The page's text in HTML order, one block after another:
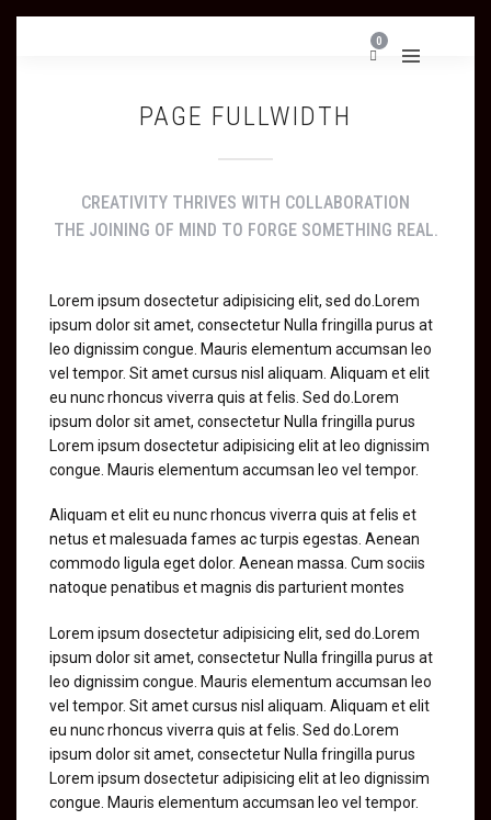
0
PAGE FULLWIDTH
CREATIVITY THRIVES WITH COLLABORATION
THE JOINING OF MIND TO FORGE SOMETHING REAL.
Lorem ipsum dosectetur adipisicing elit, sed do.Lorem
ipsum dolor sit amet, consectetur Nulla fringilla purus at
leo dignissim congue. Mauris elementum accumsan leo
vel tempor. Sit amet cursus nisl aliquam. Aliquam et elit
eu nunc rhoncus viverra quis at felis. Sed do.Lorem
ipsum dolor sit amet, consectetur Nulla fringilla purus
Lorem ipsum dosectetur adipisicing elit at leo dignissim
congue. Mauris elementum accumsan leo vel tempor.
Aliquam et elit eu nunc rhoncus viverra quis at felis et
netus et malesuada fames ac turpis egestas. Aenean
commodo ligula eget dolor. Aenean massa. Cum sociis
natoque penatibus et magnis dis parturient montes
Lorem ipsum dosectetur adipisicing elit, sed do.Lorem
ipsum dolor sit amet, consectetur Nulla fringilla purus at
leo dignissim congue. Mauris elementum accumsan leo
vel tempor. Sit amet cursus nisl aliquam. Aliquam et elit
eu nunc rhoncus viverra quis at felis. Sed do.Lorem
ipsum dolor sit amet, consectetur Nulla fringilla purus
Lorem ipsum dosectetur adipisicing elit at leo dignissim
congue. Mauris elementum accumsan leo vel tempor.